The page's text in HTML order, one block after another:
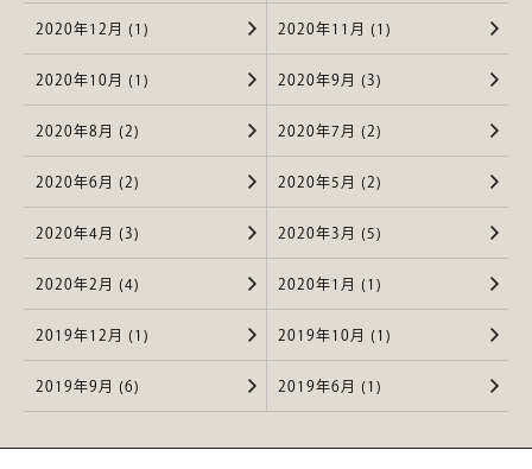
2020年12月 (1) 2020年11月 (1)
2020年10月 (1) 2020年9月 (3)
2020年8月 (2) 2020年7月 (2)
2020年6月 (2) 2020年5月 (2)
2020年4月 (3) 2020年3月 (5)
2020年2月 (4) 2020年1月 (1)
2019年12月 (1) 2019年10月 (1)
2019年9月 (6) 2019年6月 (1)